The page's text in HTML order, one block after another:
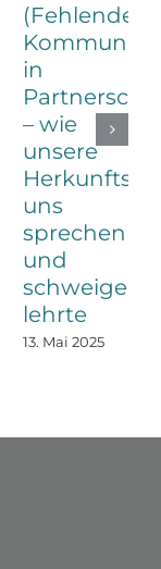
(Fehlende)
in
– wie
unsere
uns
sprechen
und
schweigen
lehrte
13. Mai 2025